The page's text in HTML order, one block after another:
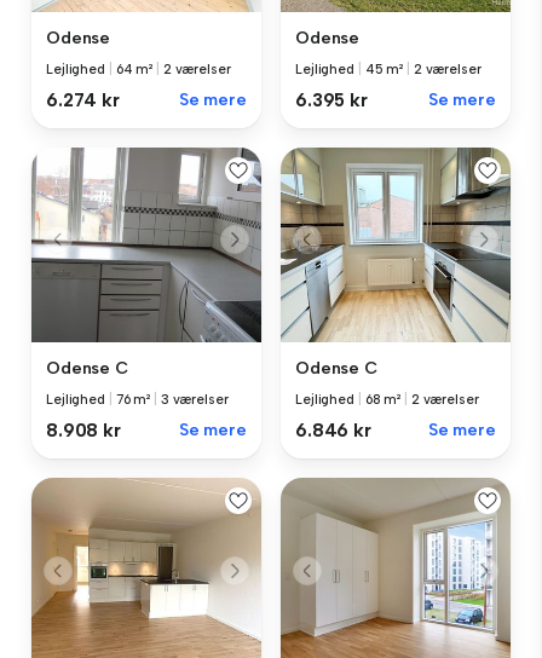
Odense
Lejlighed 64 m² 2 værelser
6.274 kr Se mere
Odense
Lejlighed 45 m² 2 værelser
6.395 kr Se mere
Odense C
Lejlighed 76 m² 3 værelser
8.908 kr Se mere
Odense C
Lejlighed 68 m² 2 værelser
6.846 kr Se mere